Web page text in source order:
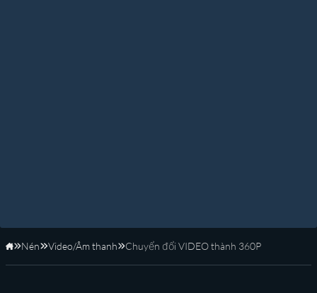
Trang Chủ
Nén Video/Âm thanh Chuyển đổi VIDEO thành 360P